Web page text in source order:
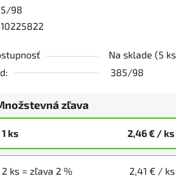
98
Na sklade (5
385/98
zľava
1 ks 2,46 € / ks
2 ks = zľava 2 % 2,41 € / ks